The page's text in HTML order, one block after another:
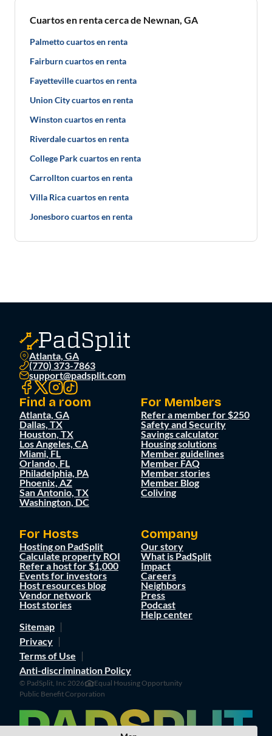
Cuartos en renta cerca de Newnan, GA
Palmetto cuartos en renta
Fairburn cuartos en renta
Fayetteville cuartos en renta
Union City cuartos en renta
Winston cuartos en renta
Riverdale cuartos en renta
College Park cuartos en renta
Carrollton cuartos en renta
Villa Rica cuartos en renta
Jonesboro cuartos en renta
Atlanta, GA
(770) 373-7863
support@padsplit.com
Find a room
Atlanta, GA
Dallas, TX
Houston, TX
Los Angeles, CA
Miami, FL
Orlando, FL
Philadelphia, PA
Phoenix, AZ
San Antonio, TX
Washington, DC
For Members
Refer a member for $250
Safety and Security
Savings calculator
Housing solutions
Member guidelines
Member FAQ
Member stories
Member Blog
Coliving
For Hosts
Hosting on PadSplit
Calculate property ROI
Refer a host for $1,000
Events for investors
Host resources blog
Vendor network
Host stories
Company
Our story
What is PadSplit
Impact
Careers
Neighbors
Press
Podcast
Help center
Sitemap
Privacy
Terms of Use
Anti-discrimination Policy
© PadSplit, Inc 2026
Equal Housing Opportunity
Public Benefit Corporation